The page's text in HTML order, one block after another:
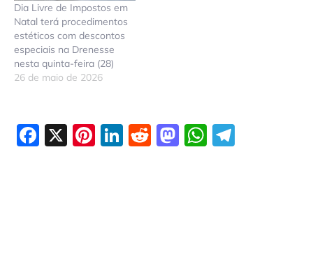
Dia Livre de Impostos em
Natal terá procedimentos
estéticos com descontos
especiais na Drenesse
nesta quinta-feira (28)
26 de maio de 2026
Facebook
X Pinterest
LinkedIn
Reddit
Mastodon